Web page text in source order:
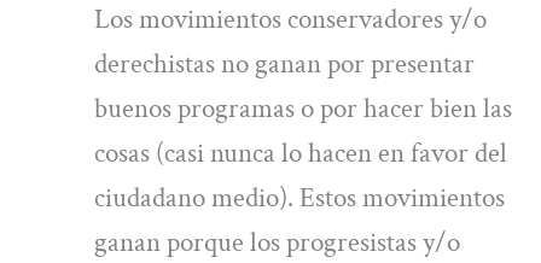
Los movimientos conservadores y/o
derechistas no ganan por presentar
buenos programas o por hacer bien las
cosas (casi nunca lo hacen en favor del
ciudadano medio). Estos movimientos
ganan porque los progresistas y/o